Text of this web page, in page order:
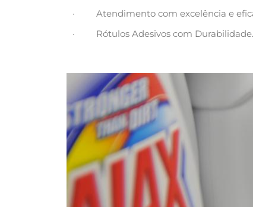
· Atendimento com excelência e
· Rótulos Adesivos com Durabilidade.